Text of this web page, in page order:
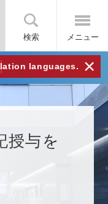
検索 メニュー
languages. ×
授与を